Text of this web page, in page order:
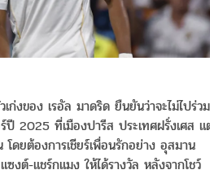
งของ เรอัล มาดริด ยืนยันว่าจะไม่ไปร่วม
ปี 2025 ที่เมืองปารีส ประเทศฝรั่งเศส แ
ดยต้องการเชียร์เพื่อนรักอย่าง อุสมาน
ซงต์-แชร์กแมง ให้ได้รางวัล หลังจากโชว์